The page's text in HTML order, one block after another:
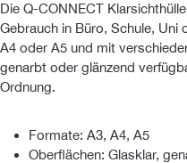
Die Q-CONNECT
Gebrauch in Büro, Schule, Uni
A4 oder A5 und mit
genarbt oder glänzend
Ordnung.
Formate: A3, A4, A5
Oberflächen: Glasklar,